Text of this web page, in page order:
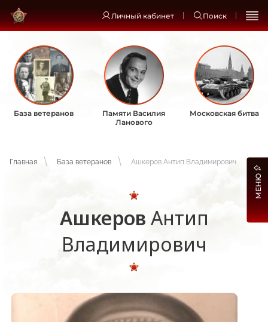
Личный кабинет Поиск
База ветеранов
Памяти Василия
Ланового
Московская битва
Главная База ветеранов Ашкеров Антип Владимирович
Ашкеров Антип
Владимирович
МЕНЮ